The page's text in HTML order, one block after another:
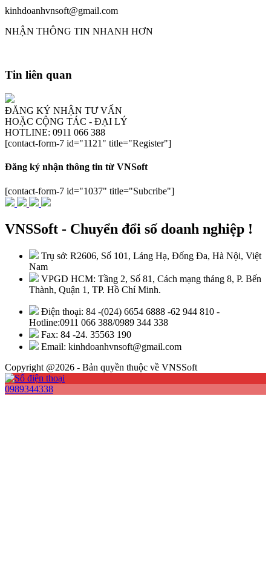
kinhdoanhvnsoft@gmail.com
NHẬN THÔNG TIN NHANH HƠN
Tin liên quan
ĐĂNG KÝ NHẬN TƯ VẤN
HOẶC CỘNG TÁC - ĐẠI LÝ
HOTLINE: 0911 066 388
[contact-form-7 id="1121" title="Register"]
Đăng ký nhận thông tin từ VNSoft
[contact-form-7 id="1037" title="Subcribe"]
VNSSoft - Chuyển đổi số doanh nghiệp !
Trụ sở: R2606, Số 101, Láng Hạ, Đống Đa, Hà Nội, Việt
Nam
VPGD HCM: Tầng 2, Số 81, Cách mạng tháng 8, P. Bến
Thành, Quận 1, TP. Hồ Chí Minh.
Điện thoại: 84 -(024) 6654 6888 -62 944 810 -
Hotline:0911 066 388/0989 344 338
Fax: 84 -24. 35563 190
Email: kinhdoanhvnsoft@gmail.com
Copyright @2026 - Bản quyền thuộc về VNSSoft
0989344338